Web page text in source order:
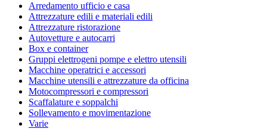
Arredamento ufficio e casa
Attrezzature edili e materiali edili
Attrezzature ristorazione
Autovetture e autocarri
Box e container
Gruppi elettrogeni pompe e elettro utensili
Macchine operatrici e accessori
Macchine utensili e attrezzature da officina
Motocompressori e compressori
Scaffalature e soppalchi
Sollevamento e movimentazione
Varie